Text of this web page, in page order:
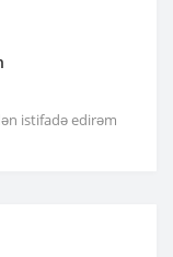
istifadə edirəm